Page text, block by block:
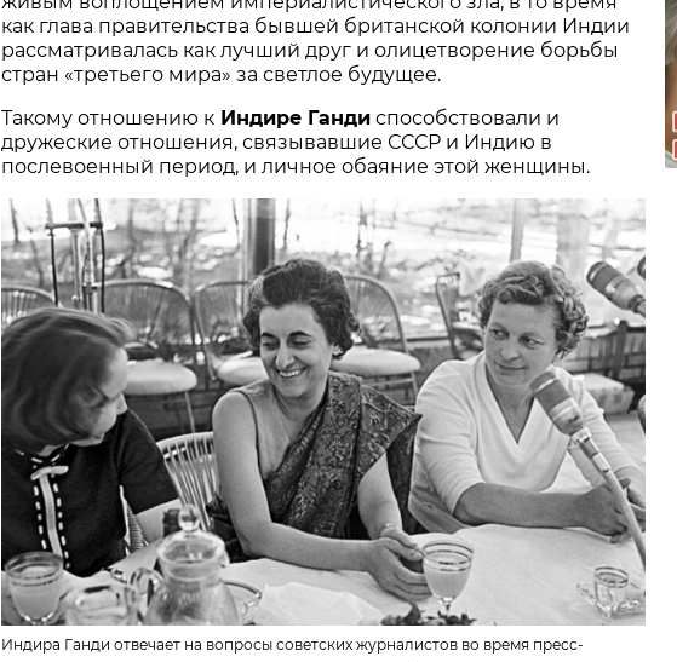
как глава правительства бывшей британской колонии Индии
рассматривалась как лучший друг и олицетворение борьбы
стран «третьего мира» за светлое будущее.
Такому отношению к Индире Ганди способствовали и
дружеские отношения, связывавшие СССР и Индию в
послевоенный период, и личное обаяние этой женщины.
Индира Ганди отвечает на вопросы советских журналистов во время пресс-